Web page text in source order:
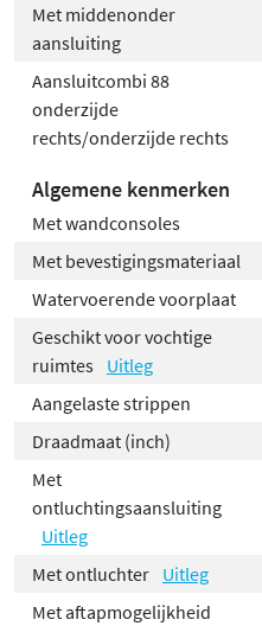
Met middenonder
aansluiting
Aansluitcombi 88
onderzijde
rechts/onderzijde rechts
Algemene kenmerken
Met wandconsoles
Met bevestigingsmateriaal
Watervoerende voorplaat
Geschikt voor vochtige
ruimtes Uitleg
Aangelaste strippen
Draadmaat (inch)
Met
ontluchtingsaansluiting
Uitleg
Met ontluchter Uitleg
Met aftapmogelijkheid